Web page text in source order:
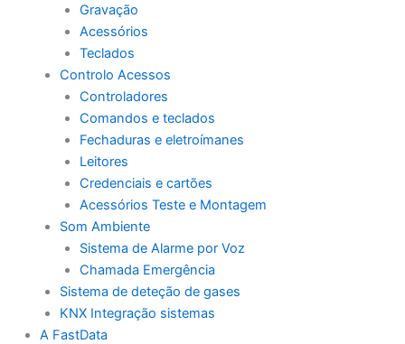
Gravação
Acessórios
Teclados
Controlo Acessos
Controladores
Comandos e teclados
Fechaduras e eletroímanes
Leitores
Credenciais e cartões
Acessórios Teste e Montagem
Som Ambiente
Sistema de Alarme por Voz
Chamada Emergência
Sistema de deteção de gases
KNX Integração sistemas
A FastData